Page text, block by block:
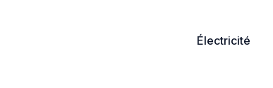
Électricité